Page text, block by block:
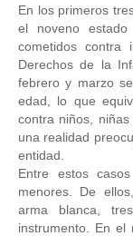
En los primeros
el noveno
cometidos
Derechos de la
febrero y marzo
edad, lo que
contra niños,
una realidad
entidad.
Entre estos
menores. De
arma blanca,
instrumento. En el